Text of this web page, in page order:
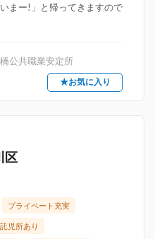
まー!」と帰ってきますので
公共職業安定所
★お気に入り
区
プライベート充実
託児所あり